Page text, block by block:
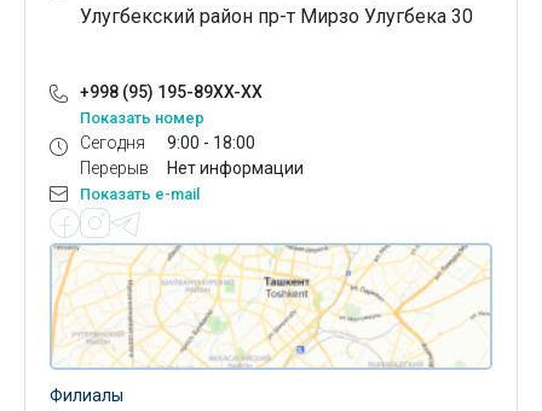
Улугбекский район пр-т Мирзо Улугбека 30
+998 (95) 195-89XX-XX
Показать номер
Сегодня
Перерыв
9:00 - 18:00
Нет информации
Показать e-mail
Филиалы